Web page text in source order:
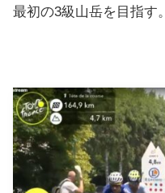
最初の3級山岳を目指す。